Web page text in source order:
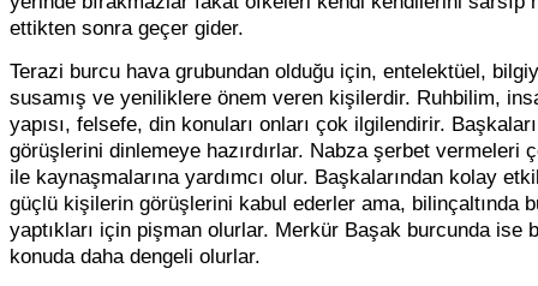
ettikten sonra geçer gider.
Terazi burcu hava grubundan olduğu için, entelektüel,
susamış ve yeniliklere önem veren kişilerdir. Ruhbilim,
yapısı, felsefe, din konuları onları çok ilgilendirir.
görüşlerini dinlemeye hazırdırlar. Nabza şerbet vermeleri
ile kaynaşmalarına yardımcı olur. Başkalarından kolay
güçlü kişilerin görüşlerini kabul ederler ama, bilinçaltında
yaptıkları için pişman olurlar. Merkür Başak burcunda ise
konuda daha dengeli olurlar.